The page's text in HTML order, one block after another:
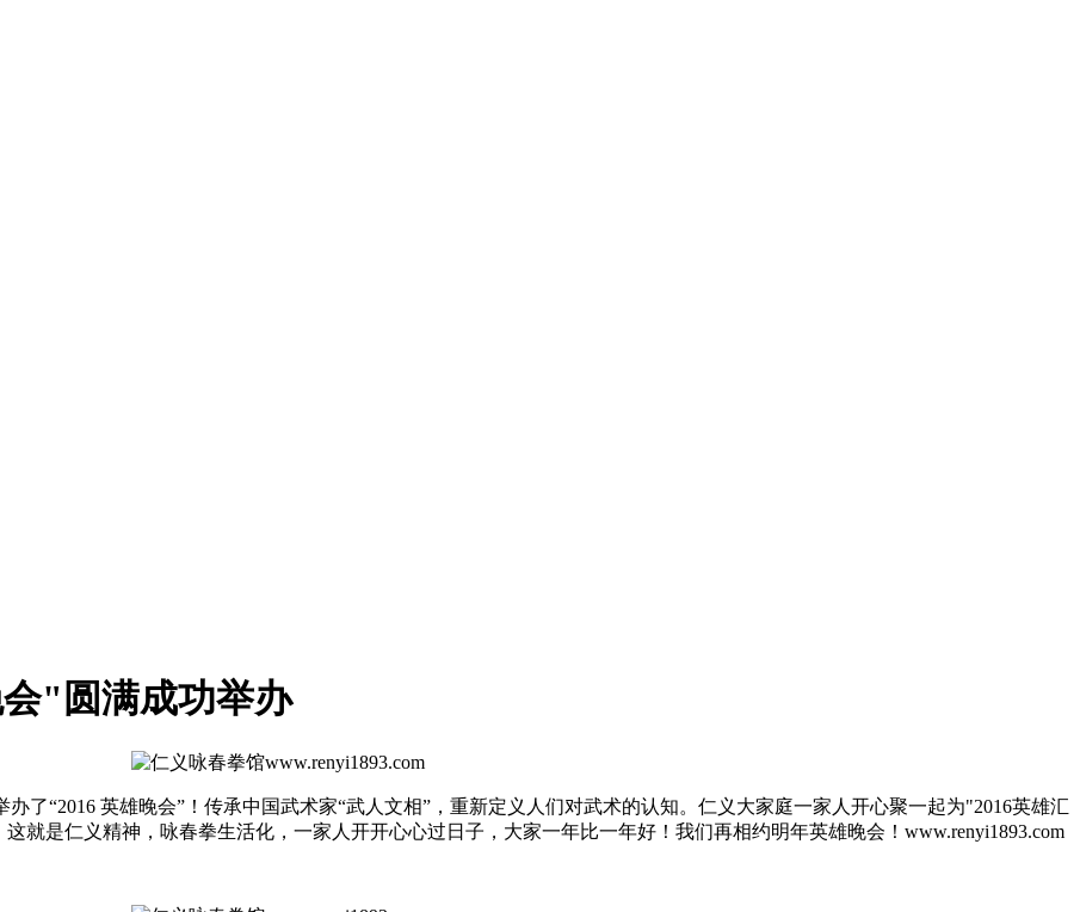
"圆满成功举办
了“2016 英雄晚会”！传承中国武术家“武人文相”，重新定义人们对武术的认知。仁义大家庭一家人开心聚一起为"2016英雄汇
就是仁义精神，咏春拳生活化，一家人开开心心过日子，大家一年比一年好！我们再相约明年英雄晚会！www.renyi1893.com